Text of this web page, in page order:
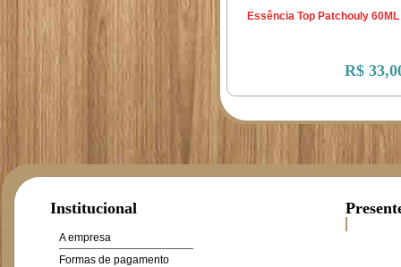
Essência Top Patchouly 60ML
R$
Institucional
A empresa
Formas de pagamento